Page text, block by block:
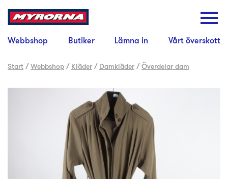
Webbshop Butiker Lämna in Vårt överskott
Start /Webbshop / Kläder / Damkläder /Överdelar dam